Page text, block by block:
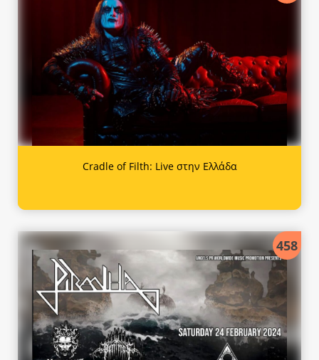
Cradle of Filth: Live στην Ελλάδα
458